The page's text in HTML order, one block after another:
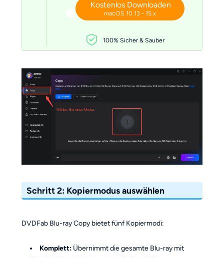
Kostenlos Downloaden
macOS 10.13 - 15.x
100% Sicher & Sauber
Schritt 2: Kopiermodus auswählen
DVDFab Blu-ray Copy bietet fünf Kopiermodi:
Komplett: Übernimmt die gesamte Blu-ray mit